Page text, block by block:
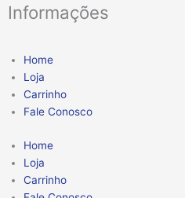
Informações
Home
Loja
Carrinho
Fale Conosco
Home
Loja
Carrinho